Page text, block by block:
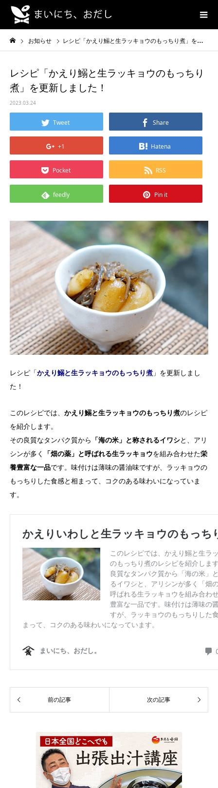
お知らせ レシピ「かえり鰯と生ラッキョウのもっちり煮」を更新しました！
レシピ「かえり鰯と生ラッキョウのもっちり
煮」を更新しました！
2023.03.24
Tweet Share
+1 Hatena
Pocket RSS
feedly Pin it
レシピ「かえり鰯と生ラッキョウのもっちり煮 」を更新しまし
た！
このレシピでは、 かえり鰯と生ラッキョウのもっちり煮のレシピ
を紹介します。
その良質なタンパク質から 「海の米」と称されるイワシと、アリ
シンが多く
「畑の薬」と呼ばれる生ラッキョウを組み合わせた栄
養豊富な一品です。味付けは薄味の醤油味ですが、ラッキョウの
もっちりした食感と相まって、コクのある味わいになっていま
す。